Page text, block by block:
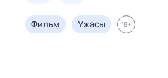
Фильм Ужасы 18+